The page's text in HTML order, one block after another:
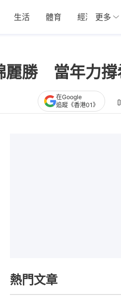
生活 體育 經濟 01
更多
麗勝 當年力撐
在Google
追蹤《香港01》
熱門文章